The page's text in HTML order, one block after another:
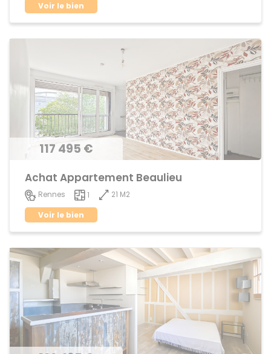
Voir le bien
117 495 €
Achat Appartement Beaulieu
Rennes 1
21 M2
Voir le bien